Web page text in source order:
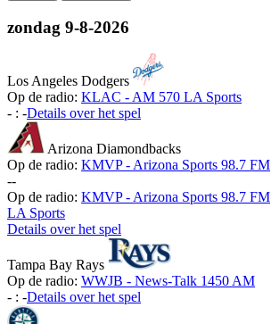
zondag 9-8-2026
Los Angeles Dodgers
Op de radio: KLAC - AM 570 LA Sports
- : -Details over het spel
Arizona Diamondbacks
Op de radio: KMVP - Arizona Sports 98.7 FM
--
Op de radio: KMVP - Arizona Sports 98.7 FM
LA Sports
Details over het spel
Tampa Bay Rays
Op de radio: WWJB - News-Talk 1450 AM
- : -Details over het spel